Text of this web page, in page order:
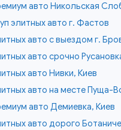
авто Никольская
элитных авто г. Фастов
авто с выездом г.
авто срочно
авто Нивки, Киев
авто на месте Пуща-
авто Демиевка, Киев
авто дорого